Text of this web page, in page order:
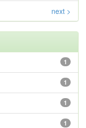
next >
1
1
1
1